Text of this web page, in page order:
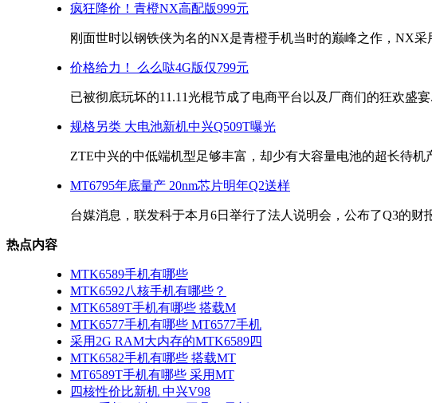
疯狂降价！青橙NX高配版999元
刚面世时以钢铁侠为名的NX是青橙手机当时的巅峰之作，NX采
价格给力！ 么么哒4G版仅799元
已被彻底玩坏的11.11光棍节成了电商平台以及厂商们的狂欢盛宴
规格另类 大电池新机中兴Q509T曝光
ZTE中兴的中低端机型足够丰富，却少有大容量电池的超长待机
MT6795年底量产 20nm芯片明年Q2送样
台媒消息，联发科于本月6日举行了法人说明会，公布了Q3的财
热点内容
MTK6589手机有哪些
MTK6592八核手机有哪些？
MTK6589T手机有哪些 搭载M
MTK6577手机有哪些 MT6577手机
采用2G RAM大内存的MTK6589四
MTK6582手机有哪些 搭载MT
MT6589T手机有哪些 采用MT
四核性价比新机 中兴V98